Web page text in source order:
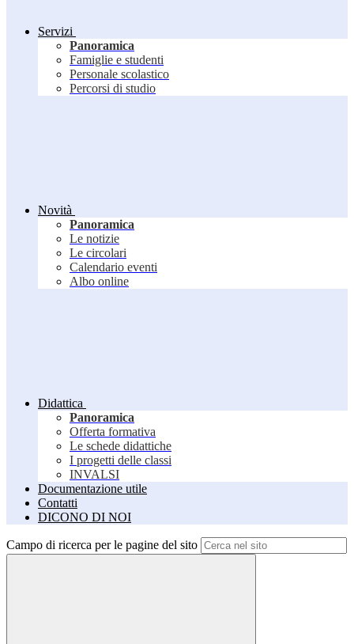
Servizi
Panoramica
Famiglie e studenti
Personale scolastico
Percorsi di studio
Novità
Panoramica
Le notizie
Le circolari
Calendario eventi
Albo online
Didattica
Panoramica
Offerta formativa
Le schede didattiche
I progetti delle classi
INVALSI
Documentazione utile
Contatti
DICONO DI NOI
Campo di ricerca per le pagine del sito